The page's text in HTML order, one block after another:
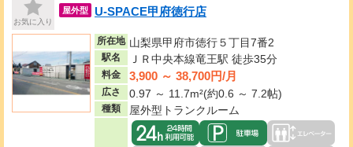
お気に入り
屋外型 U-SPACE甲府徳行店
所在地 山梨県甲府市徳行５丁目7番2
駅名 ＪＲ中央本線竜王駅 徒歩35分
料金 3,900 ～ 38,700円/月
広さ 0.97 ～ 11.7m²(約0.6 ～ 7.2帖)
種類 屋外型トランクルーム